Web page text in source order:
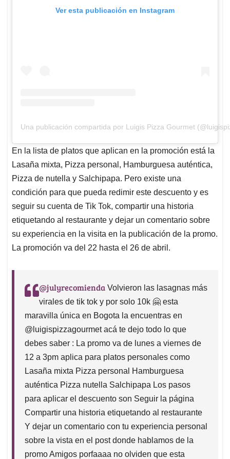
Ver esta publicación en Instagram
Una publicación compartida por Luigis Pizza Gourmet
En la lista de platos que aplican en la promoción está la
Lasaña mixta, Pizza personal, Hamburguesa auténtica,
Pizza de nutella y Salchipapa. Pero existe una
condición para que pueda redimir este descuento y es
seguir su cuenta de Tik Tok, compartir una historia
etiquetando al restaurante y dejar un comentario sobre
su experiencia en la visita en la publicación de la promo.
La promoción va del 22 hasta el 26 de abril.
@julyrecomienda Volvieron las lasagnas más
virales de tik tok y por solo 10k 🤗 esta
maravilla única en Bogota la encuentras en
@luigispizzagourmet acá te dejo todo lo que
debes saber : La promo va de lunes a viernes de
12 a 3pm aplica para platos personales como
Lasaña mixta Pizza personal Hamburguesa
auténtica Pizza nutella Salchipapa Los pasos
para aplicar el descuento son Seguir la página
Compartir una historia etiquetando al restaurante
Y dejar un comentario con tu experiencia personal
sobre la vista en el post donde hablamos de la
promo Amigos porfaaaa no olviden que esta